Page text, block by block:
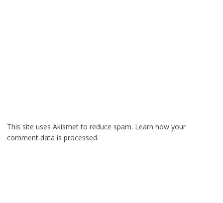
This site uses Akismet to reduce spam. Learn how your
comment data is processed.